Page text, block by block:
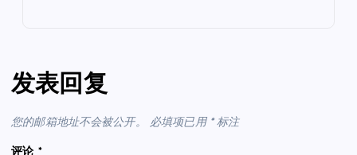
发表回复
您的邮箱地址不会被公开。 必填项已用 *标注
评论 *